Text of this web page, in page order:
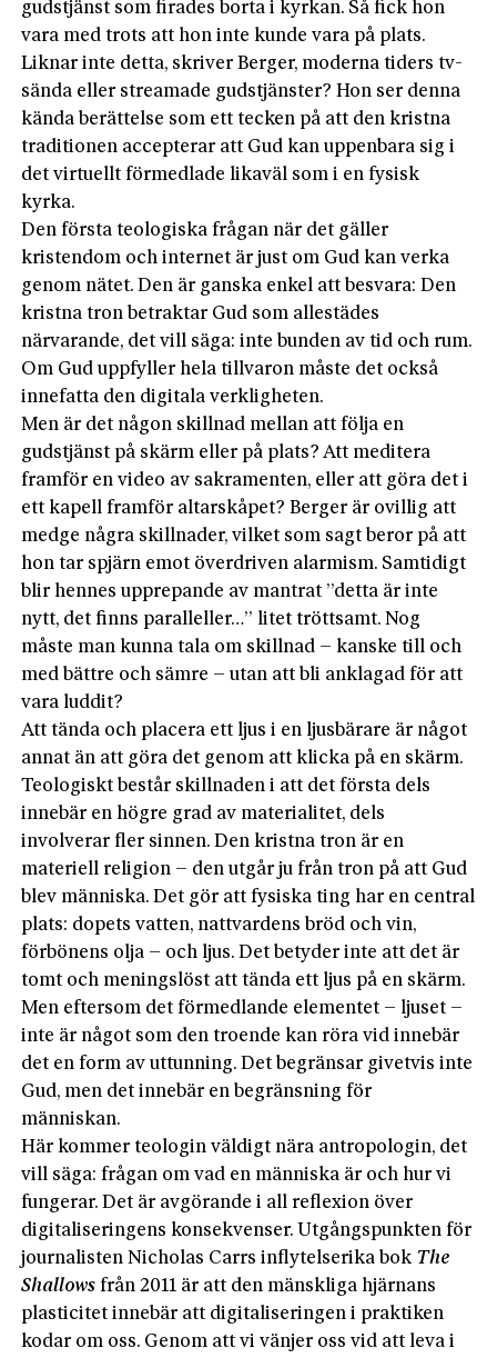
gudstjänst som firades borta i kyrkan. Så fick hon
vara med trots att hon inte kunde vara på plats.
Liknar inte detta, skriver Berger, moderna tiders tv-
sända eller streamade gudstjänster? Hon ser denna
kända berättelse som ett tecken på att den kristna
traditionen accepterar att Gud kan uppenbara sig i
det virtuellt förmedlade likaväl som i en fysisk
kyrka.
Den första teologiska frågan när det gäller
kristendom och internet är just om Gud kan verka
genom nätet. Den är ganska enkel att besvara: Den
kristna tron betraktar Gud som allestädes
närvarande, det vill säga: inte bunden av tid och rum.
Om Gud uppfyller hela tillvaron måste det också
innefatta den digitala verkligheten.
Men är det någon skillnad mellan att följa en
gudstjänst på skärm eller på plats? Att meditera
framför en video av sakramenten, eller att göra det i
ett kapell framför altarskåpet? Berger är ovillig att
medge några skillnader, vilket som sagt beror på att
hon tar spjärn emot överdriven alarmism. Samtidigt
blir hennes upprepande av mantrat ”detta är inte
nytt, det finns paralleller…” litet tröttsamt. Nog
måste man kunna tala om skillnad – kanske till och
med bättre och sämre – utan att bli anklagad för att
vara luddit?
Att tända och placera ett ljus i en ljusbärare är något
annat än att göra det genom att klicka på en skärm.
Teologiskt består skillnaden i att det första dels
innebär en högre grad av materialitet, dels
involverar fler sinnen. Den kristna tron är en
materiell religion – den utgår ju från tron på att Gud
blev människa. Det gör att fysiska ting har en central
plats: dopets vatten, nattvardens bröd och vin,
förbönens olja – och ljus. Det betyder inte att det är
tomt och meningslöst att tända ett ljus på en skärm.
Men eftersom det förmedlande elementet – ljuset –
inte är något som den troende kan röra vid innebär
det en form av uttunning. Det begränsar givetvis inte
Gud, men det innebär en begränsning för
människan.
Här kommer teologin väldigt nära antropologin, det
vill säga: frågan om vad en människa är och hur vi
fungerar. Det är avgörande i all reflexion över
digitaliseringens konsekvenser. Utgångspunkten för
journalisten Nicholas Carrs inflytelserika bok The
Shallows från 2011 är att den mänskliga hjärnans
plasticitet innebär att digitaliseringen i praktiken
kodar om oss. Genom att vi vänjer oss vid att leva i